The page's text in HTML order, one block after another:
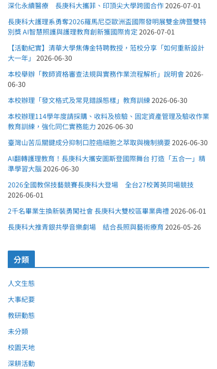
深化永續醫療 長庚科大攜菲、印頂尖大學跨國合作2026-07-01
長庚科大護理系勇奪2026羅馬尼亞歐洲盃國際發明展雙金牌暨雙特
別獎 AI智慧照護與護理教育創新獲國際肯定 2026-07-01
【活動紀實】清華大學焦傳金特聘教授，蒞校分享「如何重新設計
大一年」 2026-06-30
本校舉辦「教師資格審查法規與實務作業流程解析」說明會2026-
06-30
本校辦理「發文格式及常見錯誤態樣」教育訓練2026-06-30
本校辦理114學年度請採購、收料及檢驗、固定資產管理及驗收作業
教育訓練，強化同仁實務能力 2026-06-30
臺灣山苦瓜關鍵成分抑制口腔癌細胞之萃取與機制摘要2026-06-30
AI翻轉護理教育！長庚科大攜安圖斯登國際舞台 打造「五合一」精
準學習大腦 2026-06-30
2026全國教保技藝競賽長庚科大登場 全台27校菁英同場競技
2026-06-01
2千名畢業生換新裝勇闖社會 長庚科大雙校區畢業典禮2026-06-01
長庚科大推青銀共學音樂劇場 結合長照與藝術療育 2026-05-26
分類
人文生態
大事紀要
教研動態
未分類
校園天地
深耕活動